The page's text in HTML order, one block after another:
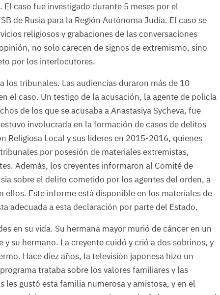
caso fue investigado durante 5 meses por el
de Rusia para la Región Autónoma Judía. El caso se
religiosos y grabaciones de las conversaciones
no solo carecen de signos de extremismo, sino
por los interlocutores.
los tribunales. Las audiencias duraron más de 10
el caso. Un testigo de la acusación, la agente de policía
de los que se acusaba a Anastasiya Sycheva, fue
involucrada en la formación de casos de delitos
Religiosa Local y sus líderes en 2015-2016, quienes
por posesión de materiales extremistas,
Además, los creyentes informaron al Comité de
sobre el delito cometido por los agentes del orden, a
ellos. Este informe está disponible en los materiales de
adecuada a esta declaración por parte del Estado.
en su vida. Su hermana mayor murió de cáncer en un
su hermano. La creyente cuidó y crió a dos sobrinos, y
Hace diez años, la televisión japonesa hizo un
trataba sobre los valores familiares y las
les gustó esta familia numerosa y amistosa, y en el